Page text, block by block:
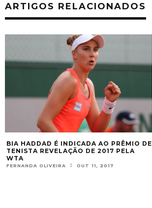
ARTIGOS RELACIONADOS
BIA HADDAD É INDICADA AO PRÊMIO DE
TENISTA REVELAÇÃO DE 2017 PELA
WTA
FERNANDA OLIVEIRA OUT 11, 2017